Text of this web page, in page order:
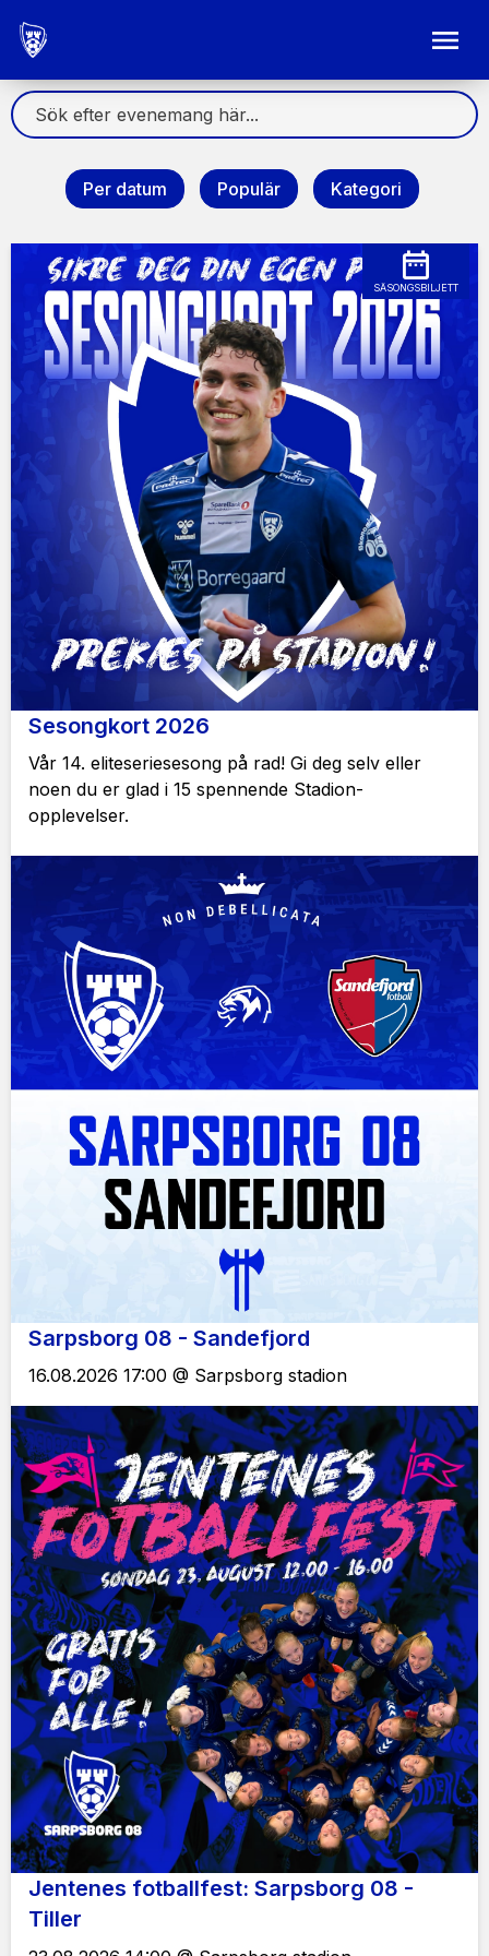
Per datum Populär Kategori
Sesongkort 2026
Vår 14. eliteseriesesong på rad! Gi deg selv eller
noen du er glad i 15 spennende Stadion-
opplevelser.
SÄSONGSBILJETT
Sarpsborg 08 - Sandefjord
16.08.2026 17:00 @ Sarpsborg stadion
Jentenes fotballfest: Sarpsborg 08 -
Tiller